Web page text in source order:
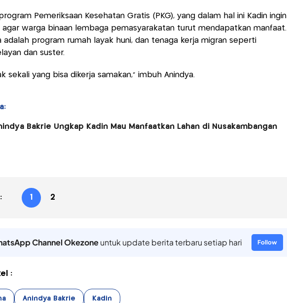
Pemeriksaan Kesehatan Gratis (PKG), yang dalam hal ini Kadin ingin
warga binaan lembaga pemasyarakatan turut mendapatkan manfaat.
adalah program rumah layak huni, dan tenaga kerja migran seperti
dan suster.
sekali yang bisa dikerja samakan,” imbuh Anindya.
Bakrie Ungkap Kadin Mau Manfaatkan Lahan di Nusakambangan
1 2
Channel Okezoneuntuk update berita terbaru setiap hari Follow
:
Anindya Bakrie Kadin